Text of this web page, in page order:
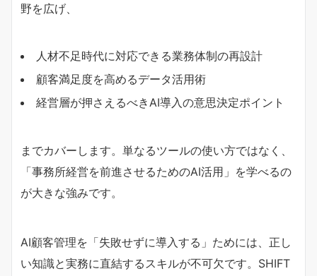
野を広げ、
人材不足時代に対応できる業務体制の再設計
顧客満足度を高めるデータ活用術
経営層が押さえるべきAI導入の意思決定ポイント
までカバーします。単なるツールの使い方ではなく、
「事務所経営を前進させるためのAI活用」を学べるの
が大きな強みです。
AI顧客管理を「失敗せずに導入する」ためには、正し
い知識と実務に直結するスキルが不可欠です。SHIFT